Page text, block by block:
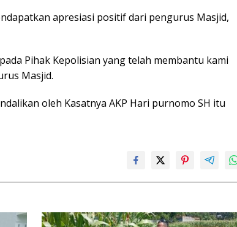
apresiasi positif dari pengurus Masjid,
Pihak Kepolisian yang telah membantu kami
Masjid.
oleh Kasatnya AKP Hari purnomo SH itu